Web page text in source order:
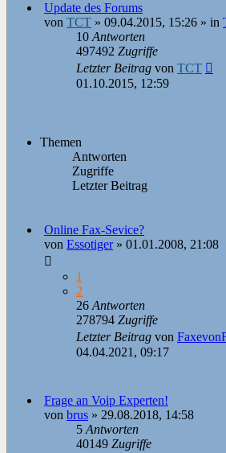
Update des Forums
von TCT » 09.04.2015, 15:26 » in
10Antworten
497492 Zugriffe
Letzter Beitrag von TCT
01.10.2015, 12:59
Themen
Antworten
Zugriffe
Letzter Beitrag
Online Fax-Sevice?
von Essotiger» 01.01.2008, 21:08
1
2
26Antworten
278794 Zugriffe
Letzter Beitrag von
04.04.2021, 09:17
Frage an Voip Experten!
von brus » 29.08.2018, 14:58
5Antworten
40149 Zugriffe